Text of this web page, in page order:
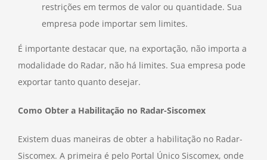
restrições em termos de valor ou quantidade. Sua
empresa pode importar sem limites.
É importante destacar que, na exportação, não importa a
modalidade do Radar, não há limites. Sua empresa pode
exportar tanto quanto desejar.
Como Obter a Habilitação no Radar-Siscomex
Existem duas maneiras de obter a habilitação no Radar-
Siscomex. A primeira é pelo Portal Único Siscomex, onde